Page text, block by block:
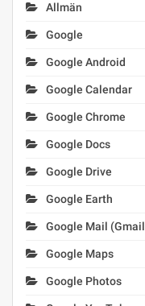
Allmän
Google
Google Android
Google Calendar
Google Chrome
Google Docs
Google Drive
Google Earth
Google Mail (Gmail
Google Maps
Google Photos